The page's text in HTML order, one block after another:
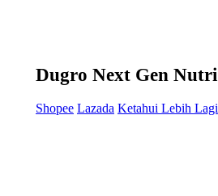
Dugro Next Gen Nutri
Shopee Lazada Ketahui Lebih Lagi